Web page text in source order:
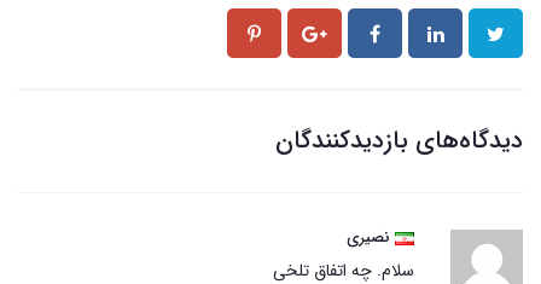
دیدگاه‌های بازدیدکنندگان
نصیری
سلام. چه اتفاق تلخی